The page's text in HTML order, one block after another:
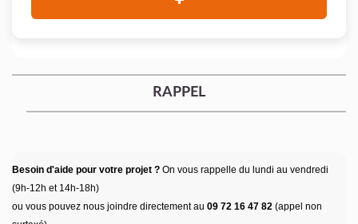
RAPPEL
Besoin d'aide pour votre projet ? On vous rappelle du lundi au vendredi
(9h-12h et 14h-18h)
ou vous pouvez nous joindre directement au 09 72 16 47 82 (appel non